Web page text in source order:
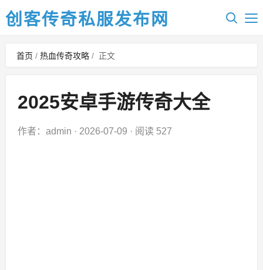
创客传奇私服发布网
首页 / 热血传奇攻略 / 正文
2025安卓手游传奇大全
作者：admin · 2026-07-09 · 阅读 527